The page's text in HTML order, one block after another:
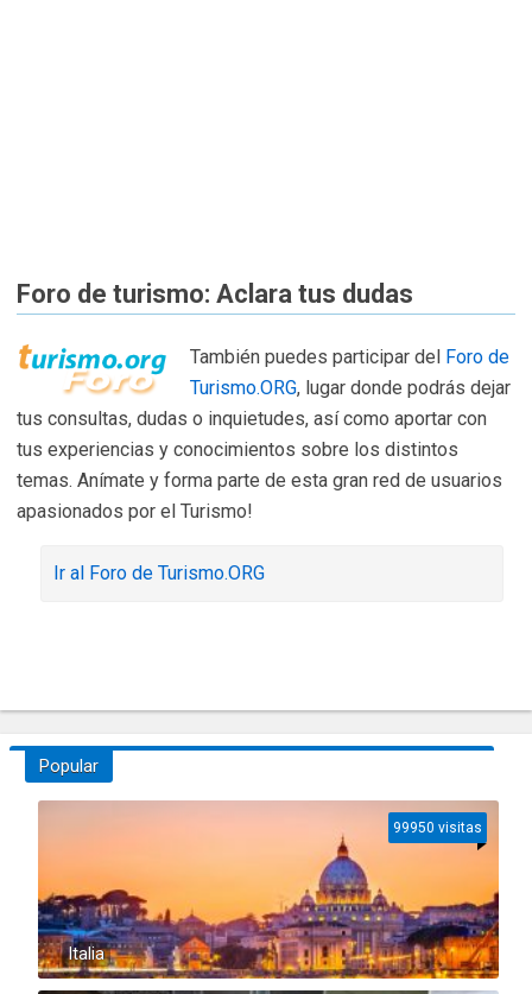
Foro de turismo: Aclara tus dudas
También puedes participar del Foro de
Turismo.ORG, lugar donde podrás dejar
tus consultas, dudas o inquietudes, así como aportar con
tus experiencias y conocimientos sobre los distintos
temas. Anímate y forma parte de esta gran red de usuarios
apasionados por el Turismo!
Ir al Foro de Turismo.ORG
Popular
Italia
99950 visitas